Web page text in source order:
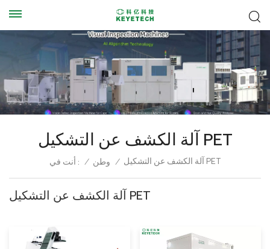
آلة الكشف عن التشكيل PET
أنت في : / وطن / آلة الكشف عن التشكيل PET
آلة الكشف عن التشكيل PET